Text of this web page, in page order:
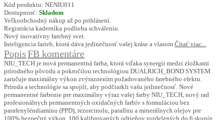
Kód produktu: NENIU011
Dostupnosť: Skladom
Veľkoobchodný nákup až po prihlásení.
Registrácia kaderníka podlieha schváleniu.
Nový inovatívny farebný svet.
Inteligencia farieb, ktorá dáva jedinečnosť vašej kráse a vlasom Čítať viac...
PopisFB komentáre
NIU_TECH je nová permanentná farba, ktorá vďaka synergii medzi zložkami
prírodného pôvodu a pokročilou technológiou DUALRICH_BOND SYSTEM
zaručuje maximálny výkon zvýraznením požadovaného farebného efektu.
Príroda a technológie sa spojili, aby podčiarkli vašu jedinečnosť. Nové
permanentné farbenie pre maximálny výraz vašej farby NIU_TECH, nový rad
profesionálnych permanentných oxidačných farbív s formuláciou bez
parafenyléndiamínu (PPD), rezorcinolu, parafínu a minerálnych olejov pre
100% bezpečný výkon. 100 kalibrovaných odtieňov rozdelených do 6 skupín